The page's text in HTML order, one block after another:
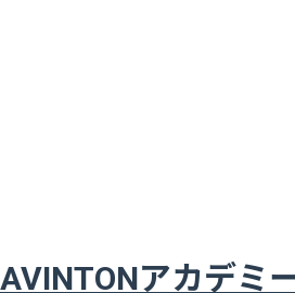
AVINTONアカデ